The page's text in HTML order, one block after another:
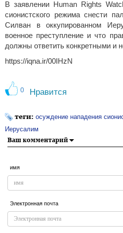
В заявлении Human Rights
сионистского режима снести
Силван в оккупированном
военное преступление и что
должны ответить конкретными и
https://iqna.ir/00IHzN
0 Нравится
теги: осуждение нападения
Иерусалим
Ваш комментарий
имя
Электронная почта